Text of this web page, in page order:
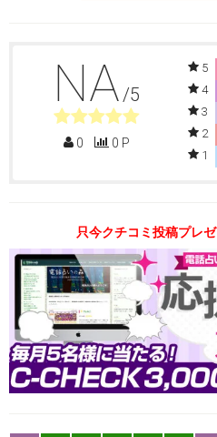
NA /5
0 0 P
5
4
3
2
1
只今クチコミ投稿プレ